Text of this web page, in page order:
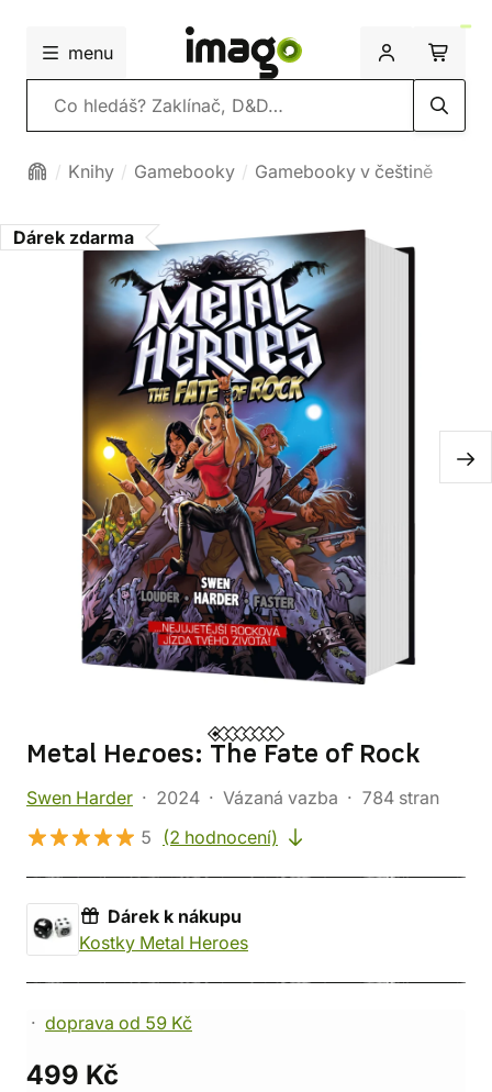
menu
Vyhledávání
Knihy Gamebooky Gamebooky v češtině
Dárek zdarma
Metal Heroes: The Fate of Rock
Swen Harder 2024 Vázaná vazba
784 stran
5
(2 hodnocení)
Dárek k nákupu
Kostky Metal Heroesdárek k nákupu: Kostky
doprava od 59 Kč
499 Kč